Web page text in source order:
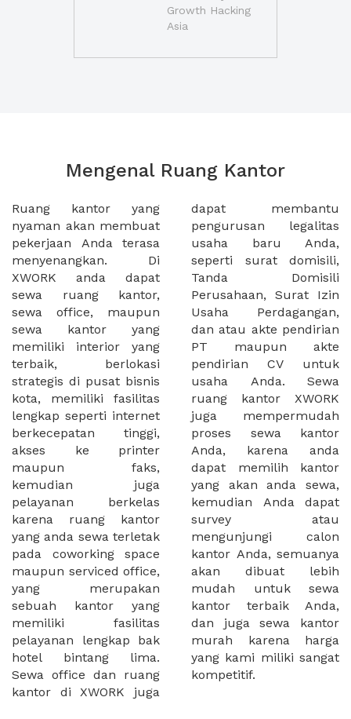
Growth Hacking
Asia
Mengenal Ruang Kantor
Ruang kantor yang
nyaman akan membuat
pekerjaan Anda terasa
menyenangkan. Di
XWORK anda dapat
sewa ruang kantor,
sewa office, maupun
sewa kantor yang
memiliki interior yang
terbaik, berlokasi
strategis di pusat bisnis
kota, memiliki fasilitas
lengkap seperti internet
berkecepatan tinggi,
akses ke printer
maupun faks,
kemudian juga
pelayanan berkelas
karena ruang kantor
yang anda sewa terletak
pada coworking space
maupun serviced office,
yang merupakan
sebuah kantor yang
memiliki fasilitas
pelayanan lengkap bak
hotel bintang lima.
Sewa office dan ruang
kantor di XWORK juga
dapat membantu
pengurusan legalitas
usaha baru Anda,
seperti surat domisili,
Tanda Domisili
Perusahaan, Surat Izin
Usaha Perdagangan,
dan atau akte pendirian
PT maupun akte
pendirian CV untuk
usaha Anda. Sewa
ruang kantor XWORK
juga mempermudah
proses sewa kantor
Anda, karena anda
dapat memilih kantor
yang akan anda sewa,
kemudian Anda dapat
survey atau
mengunjungi calon
kantor Anda, semuanya
akan dibuat lebih
mudah untuk sewa
kantor terbaik Anda,
dan juga sewa kantor
murah karena harga
yang kami miliki sangat
kompetitif.